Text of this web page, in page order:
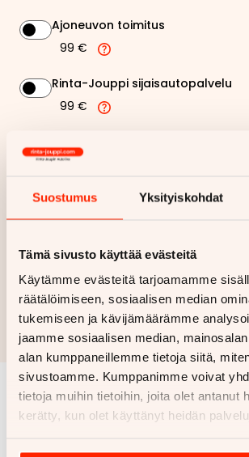
Suostumus Yksityiskohdat
Tämä sivusto käyttää evästeitä
Käytämme evästeitä tarjoamamme
räätälöimiseen, sosiaalisen median
tukemiseen ja kävijämäärämme
jaamme sosiaalisen median,
alan kumppaneillemme tietoja siitä,
sivustoamme. Kumppanimme voivat
tietoja muihin tietoihin, joita olet antanut
kerätty, kun olet käyttänyt heidän
Ajoneuvon toimitus
99 €
Rinta-Jouppi sijaisautopalvelu
99 €
Näytähintaerittely
Hae rahoitustarjous
Rahoituslaskelma on suuntaa antava ja
luottopäätöksen ja
Samankaltaisia